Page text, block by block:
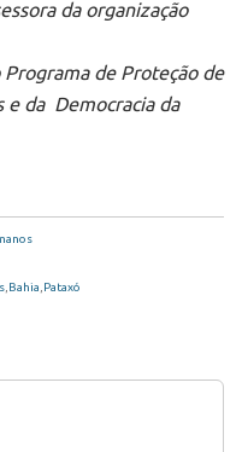
da organização
de Proteção de
e da Democracia da
Bahia Pataxó